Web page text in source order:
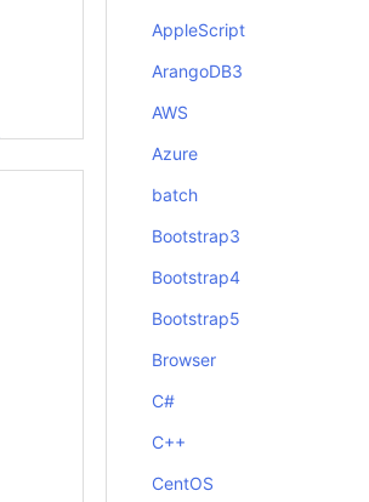
AppleScript
ArangoDB3
AWS
Azure
batch
Bootstrap3
Bootstrap4
Bootstrap5
Browser
C#
C++
CentOS